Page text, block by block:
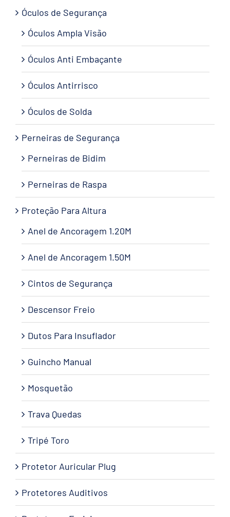
Óculos de Segurança
Óculos Ampla Visão
Óculos Anti Embaçante
Óculos Antirrisco
Óculos de Solda
Perneiras de Segurança
Perneiras de Bidim
Perneiras de Raspa
Proteção Para Altura
Anel de Ancoragem 1.20M
Anel de Ancoragem 1.50M
Cintos de Segurança
Descensor Freio
Dutos Para Insuflador
Guincho Manual
Mosquetão
Trava Quedas
Tripé Toro
Protetor Auricular Plug
Protetores Auditivos